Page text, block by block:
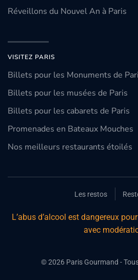
Réveillons du Nouvel An à Paris
VISITEZ PARIS
Billets pour les Monuments de
Billets pour les musées de Paris
Billets pour les cabarets de Paris
Promenades en Bateaux Mouches
Nos meilleurs restaurants étoilés
Les restos
L’abus d’alcool est dangereux
avec
©2026Paris Gourmand -